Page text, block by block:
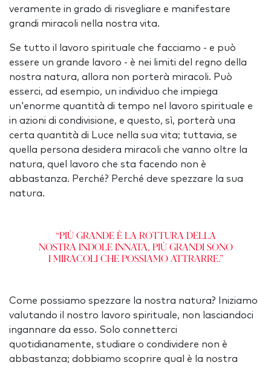
veramente in grado di risvegliare e manifestare
grandi miracoli nella nostra vita.
Se tutto il lavoro spirituale che facciamo - e può
essere un grande lavoro - è nei limiti del regno della
nostra natura, allora non porterà miracoli. Può
esserci, ad esempio, un individuo che impiega
un'enorme quantità di tempo nel lavoro spirituale e
in azioni di condivisione, e questo, sì, porterà una
certa quantità di Luce nella sua vita; tuttavia, se
quella persona desidera miracoli che vanno oltre la
natura, quel lavoro che sta facendo non è
abbastanza. Perché? Perché deve spezzare la sua
natura.
“Più grande è la rottura della
nostra indole innata, più grandi sono
i miracoli che possiamo attrarre.”
Come possiamo spezzare la nostra natura? Iniziamo
valutando il nostro lavoro spirituale, non lasciandoci
ingannare da esso. Solo connetterci
quotidianamente, studiare o condividere non è
abbastanza; dobbiamo scoprire qual è la nostra